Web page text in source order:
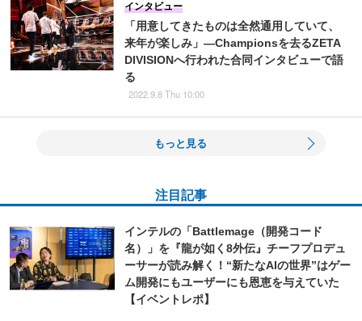
「用意してきたものは全然通用していて、
来年が楽しみ」―Championsを去るZETA
DIVISIONへ行われた合同インタビューで語
る
インタビュー
2022.9.8 Thu 10:00
もっと見る
注目記事
インテルの「Battlemage（開発コード
名）」を『龍が如く8外伝』チーフプロデュ
ーサーが読み解く！“新たなAIの世界”はゲー
ム開発にもユーザーにも恩恵を与えていた
【イベントレポ】